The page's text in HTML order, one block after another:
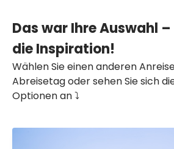
Das war Ihre Auswahl
die Inspiration!
Wählen Sie einen anderen
Abreisetag oder sehen Sie sich
Optionen an ⤵️